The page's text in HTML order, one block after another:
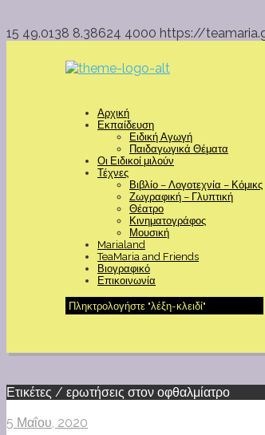
15 49.0138 8.38624 4000 https://
Αρχική
Εκπαίδευση
Ειδική Αγωγή
Παιδαγωγικά Θέματα
Οι Ειδικοί μιλούν
Τέχνες
Βιβλίο – Λογοτεχνία – Κόμικς
Ζωγραφική – Γλυπτική
Θέατρο
Κινηματογράφος
Μουσική
Marialand
TeaMaria and Friends
Βιογραφικό
Επικοινωνία
Ετικέτες / ερωτήσεις στον οφθαλμίατρο
5 Μαΐου, 2020